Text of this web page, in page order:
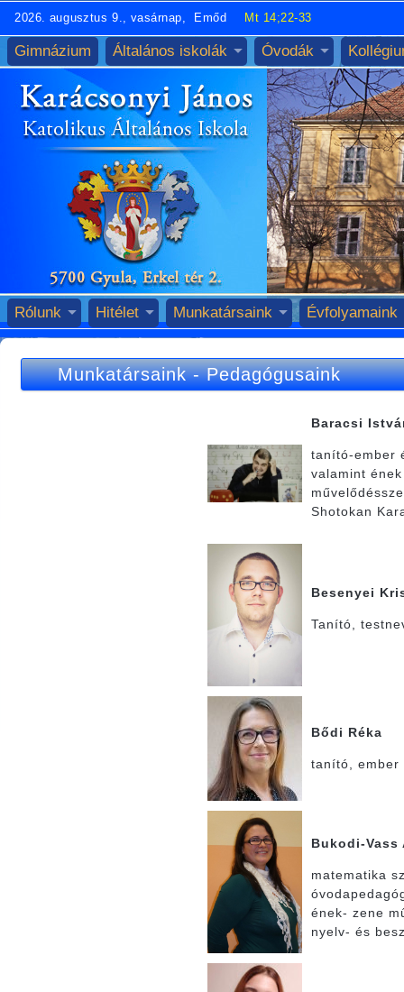
2026. augusztus 9., vasárnap, Emőd Mt 14;22-33
Gimnázium Általános iskolák Óvodák
Rólunk Hitélet Munkatársaink Évfolyamaink
Munkatársaink-Pedagógusaink
Baracsi
tanító-ember
valamint
Shotokan
Besenyei
Tanító,
Bődi Réka
tanító, ember
Bukodi-Vass
matematika
ének- zene
nyelv- és